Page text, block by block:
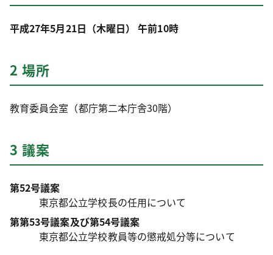
平成27年5月21日（木曜日） 午前10時
2 場所
教育委員会室（都庁第二本庁舎30階）
3 議案
第52号議案
東京都公立学校長の任用について
第第53号議案及び第54号議案
東京都公立学校教員等の懲戒処分等について